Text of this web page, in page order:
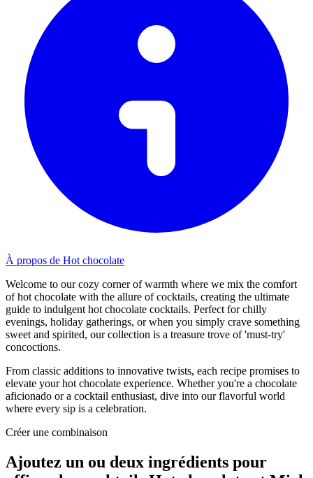
À propos de Hot chocolate
Welcome to our cozy corner of warmth where we mix the comfort
of hot chocolate with the allure of cocktails, creating the ultimate
guide to indulgent hot chocolate cocktails. Perfect for chilly
evenings, holiday gatherings, or when you simply crave something
sweet and spirited, our collection is a treasure trove of 'must-try'
concoctions.
From classic additions to innovative twists, each recipe promises to
elevate your hot chocolate experience. Whether you're a chocolate
aficionado or a cocktail enthusiast, dive into our flavorful world
where every sip is a celebration.
Créer une combinaison
Ajoutez un ou deux ingrédients pour